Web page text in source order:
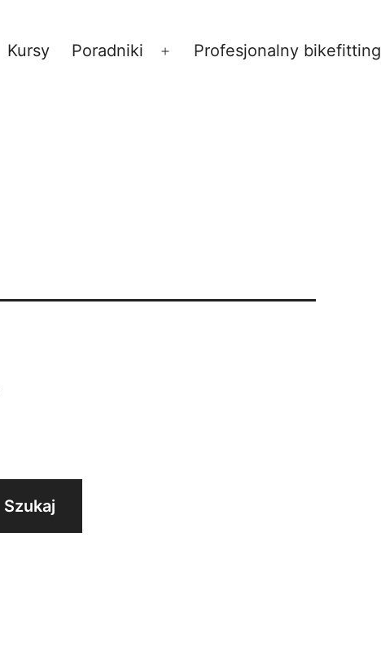
Kursy Poradniki
Rozwiń
Profesjonalny bikefitting